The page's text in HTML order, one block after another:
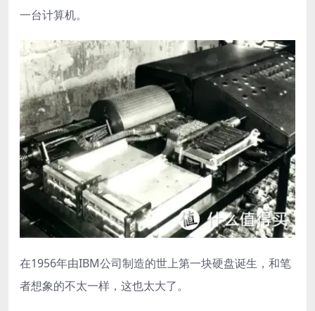
一台计算机。
在1956年由IBM公司制造的世上第一块硬盘诞生，和笔
者想象的不太一样，这也太大了。